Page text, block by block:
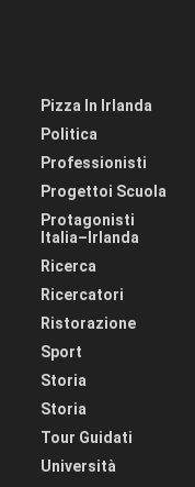
Pizza In Irlanda
Politica
Professionisti
Progettoi Scuola
Protagonisti
Italia–Irlanda
Ricerca
Ricercatori
Ristorazione
Sport
Storia
Storia
Tour Guidati
Università